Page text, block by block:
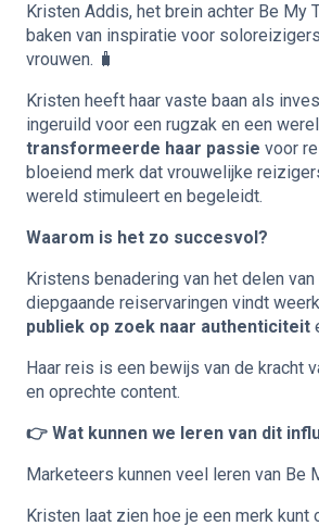
Kristen Addis, het brein achter Be My
baken van inspiratie voor
vrouwen. 🧳
Kristen heeft haar vaste baan als
ingeruild voor een rugzak en een
transformeerde haar passie voor
bloeiend merk dat vrouwelijke
wereld stimuleert en begeleidt.
Waarom is het zo succesvol?
Kristens benadering van het delen
diepgaande reiservaringen vindt
publiek op zoek naar authenticiteit
Haar reis is een bewijs van de kracht
en oprechte content.
👉 Wat kunnen we leren van dit
Marketeers kunnen veel leren van Be
Kristen laat zien hoe je een merk kunt